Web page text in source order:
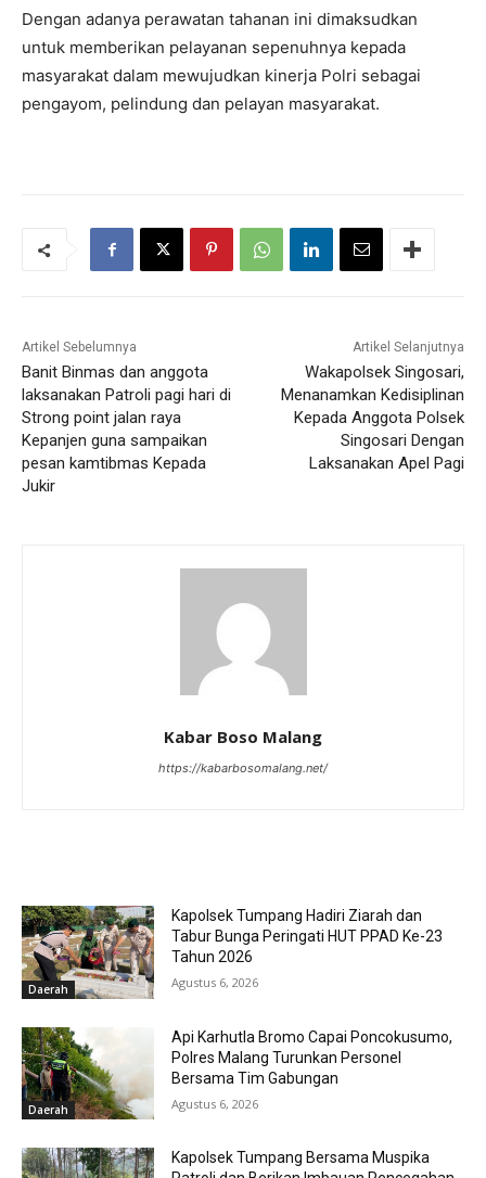
Dengan adanya perawatan tahanan ini dimaksudkan
untuk memberikan pelayanan sepenuhnya kepada
masyarakat dalam mewujudkan kinerja Polri sebagai
pengayom, pelindung dan pelayan masyarakat.
Artikel Sebelumnya
Banit Binmas dan anggota
laksanakan Patroli pagi hari di
Strong point jalan raya
Kepanjen guna sampaikan
pesan kamtibmas Kepada
Jukir
Artikel Selanjutnya
Wakapolsek Singosari,
Menanamkan Kedisiplinan
Kepada Anggota Polsek
Singosari Dengan
Laksanakan Apel Pagi
Kabar Boso Malang
https://kabarbosomalang.net/
Daerah
Kapolsek Tumpang Hadiri Ziarah dan
Tabur Bunga Peringati HUT PPAD Ke-23
Tahun 2026
Agustus 6, 2026
Daerah
Api Karhutla Bromo Capai Poncokusumo,
Polres Malang Turunkan Personel
Bersama Tim Gabungan
Agustus 6, 2026
Kapolsek Tumpang Bersama Muspika